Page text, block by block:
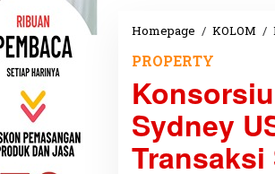
Homepage / KOLOM /
PROPERTY
Sydney